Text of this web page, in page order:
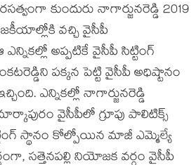
కుందురు నాగార్జునరెడ్డి 2019
వచ్చి వైసీపీ
ఎన్నికల్లో అప్పటికే వైసీపీ సిట్టింగ్
పక్కన పెట్టి వైసీపీ అధిష్టానం
ఎన్నికల్లో నాగార్జునరెడ్డి
వైసీపీలో గ్రూపు పాలిటిక్స్
స్థానం కోల్పోయిన మాజీ ఎమ్మెల్యే
సత్తెనపల్లి నియోజక వర్గం వైసీపీ